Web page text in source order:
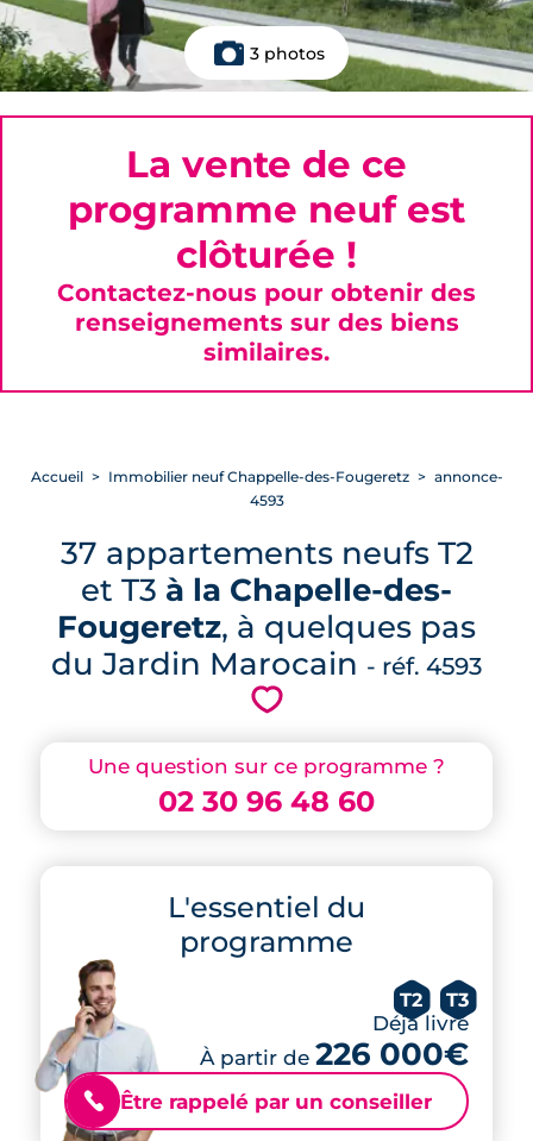
3 photos
Une question sur ce programme ?
02 30 96 48 60
L'essentiel du
programme
T2 T3
Déjà livré
À partir de 226 000€
📞 Être rappelé par un conseiller
Accueil Immobilier neuf Chappelle-des-Fougeretz
annonce-
4593
37 appartements neufs T2
et T3 à la Chapelle-des-
Fougeretz, à quelques pas
du Jardin Marocain - réf. 4593
💗
La vente de ce
programme neuf est
clôturée !
Contactez-nous pour obtenir des
renseignements sur des biens
similaires.